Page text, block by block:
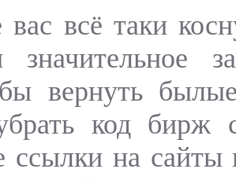
всё таки
значительное
вернуть
код бирж
ссылки на сайты